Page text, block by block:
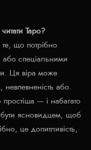
Таро?
що потрібно
спеціальними
Ця віра може
невпевненість або
простіша — і набагато
ясновидцем, щоб
це допитливість,